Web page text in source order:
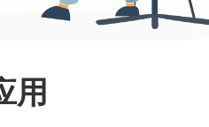
用